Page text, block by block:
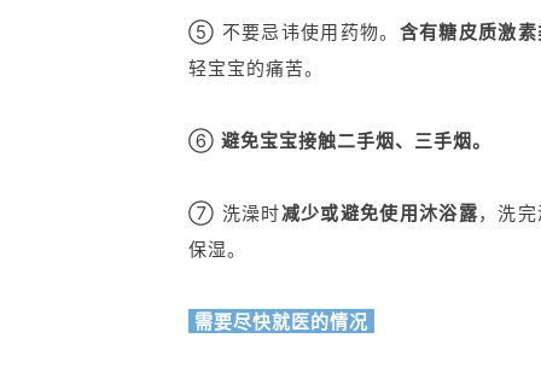
⑤ 不要忌讳使用药物。 含有糖皮质激
轻宝宝的痛苦。
⑥ 避免宝宝接触二手烟、三手烟。
⑦ 洗澡时减少或避免使用沐浴露，洗
保湿。
需要尽快就医的情况